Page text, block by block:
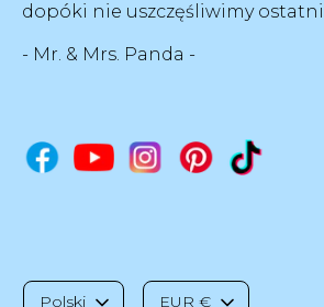
dopóki nie uszczęśliwimy
- Mr. & Mrs. Panda -
Polski EUR €